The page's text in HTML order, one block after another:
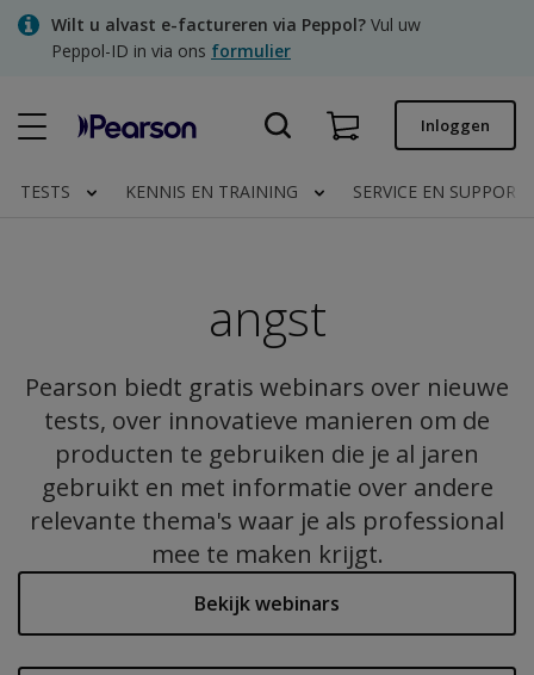
SkipWilt u alvast e-factureren via Peppol? Vul uw
Peppol-ID in via ons formulier
Snel bestellen
Clinical | NL
Inloggen
TESTS KENNIS EN TRAINING SERVICE EN SUPPORT
angst
Pearson biedt gratis webinars over nieuwe
tests, over innovatieve manieren om de
producten te gebruiken die je al jaren
gebruikt en met informatie over andere
relevante thema's waar je als professional
mee te maken krijgt.
Bekijk webinars